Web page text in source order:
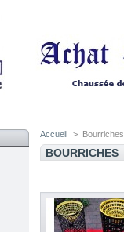
Accueil > Bourriches
BOURRICHES